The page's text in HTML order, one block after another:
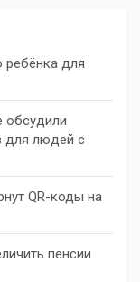
ребёнка для
обсудили
для людей с
QR-коды на
пенсии